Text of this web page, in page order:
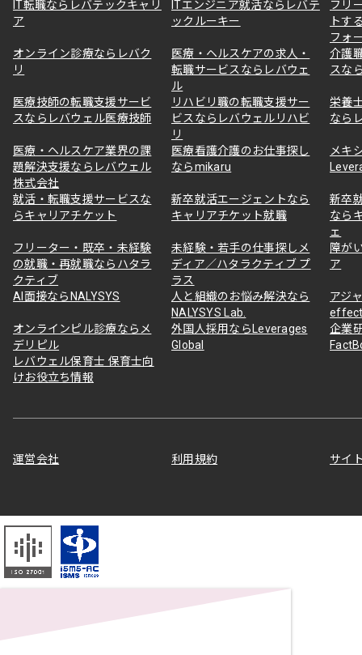
IT転職ならレバテックキャリ
ア
ITエンジニア就活ならレバテ
ックルーキー
フリ
トす
フォ
オンライン診療ならレバク
リ
医療・ヘルスケアの求人・
転職サービスならレバウェ
ル
介護
スな
医療技師の転職支援サービ
スならレバウェル医療技師
リハビリ職の転職支援サー
ビスならレバウェルリハビ
リ
栄養
なら
医療・ヘルスケア業界の課
題解決支援ならレバウェル
株式会社
医療看護介護のお仕事探し
ならmikaru
メキ
就活・転職支援サービスな
らキャリアチケット
新卒就活エージェントなら
キャリアチケット就職
新卒
なら
ェ
フリーター・既卒・未経験
の就職・再就職ならハタラ
クティブ
未経験・若手の仕事探しメ
ディア／ハタラクティブ プ
ラス
障が
ア
AI面接ならNALYSYS
人と組織のお悩み解決なら
NALYSYS Lab.
アジ
オンラインピル診療ならメ
デリピル
外国人採用ならLeverages
Global
企業
レバウェル保育士 保育士向
けお役立ち情報
運営会社 利用規約 サイ